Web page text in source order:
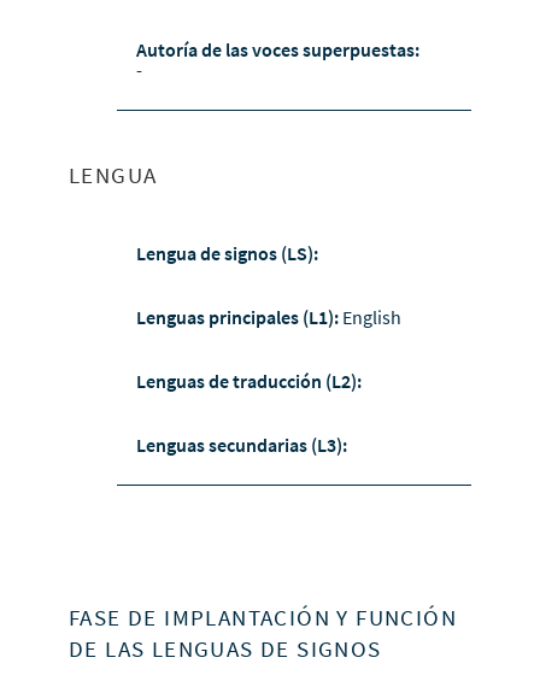
Autoría de las voces superpuestas:
-
LENGUA
Lengua de signos (LS):
Lenguas principales (L1): English
Lenguas de traducción (L2):
Lenguas secundarias (L3):
FASE DE IMPLANTACIÓN Y FUNCIÓN
DE LAS LENGUAS DE SIGNOS